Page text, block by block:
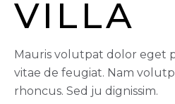
VILLA
Mauris volutpat dolor eget
vitae de feugiat. Nam
rhoncus. Sed ju dignissim.